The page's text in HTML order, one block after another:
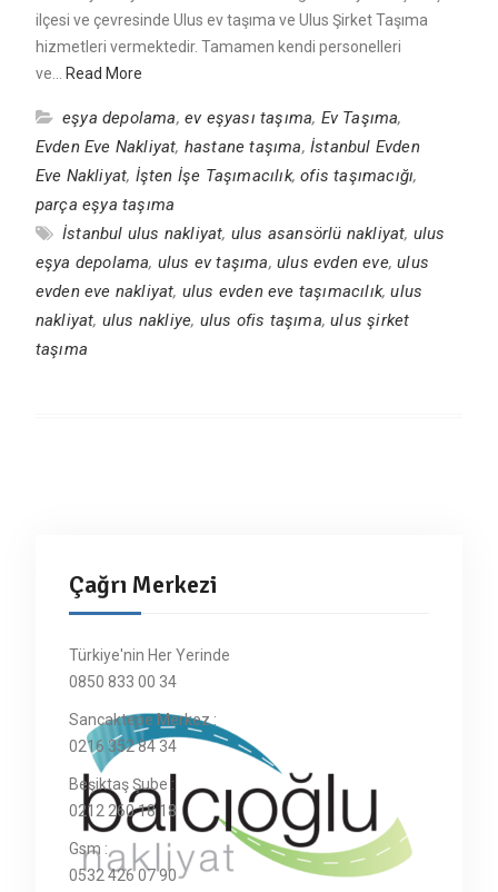
ilçesi ve çevresinde Ulus ev taşıma ve Ulus Şirket Taşıma
hizmetleri vermektedir. Tamamen kendi personelleri
ve… Read More
eşya depolama, ev eşyası taşıma, Ev Taşıma,
Evden Eve Nakliyat, hastane taşıma, İstanbul Evden
Eve Nakliyat, İşten İşe Taşımacılık,ofis taşımacığı,
parça eşya taşıma
İstanbul ulus nakliyat, ulus asansörlü nakliyat, ulus
eşya depolama, ulus ev taşıma, ulus evden eve,ulus
evden eve nakliyat, ulus evden eve taşımacılık,ulus
nakliyat, ulus nakliye, ulus ofis taşıma,ulus şirket
taşıma
Çağrı Merkezi
Türkiye'nin Her Yerinde
0850 833 00 34
Sancaktepe Merkez :
0216 352 84 34
Beşiktaş Şube :
0212 260 18 18
Gsm :
0532 426 07 90